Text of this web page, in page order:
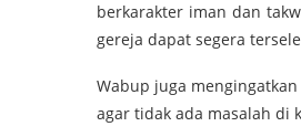
berkarakter iman dan
gereja dapat segera
Wabup juga
agar tidak ada masalah di